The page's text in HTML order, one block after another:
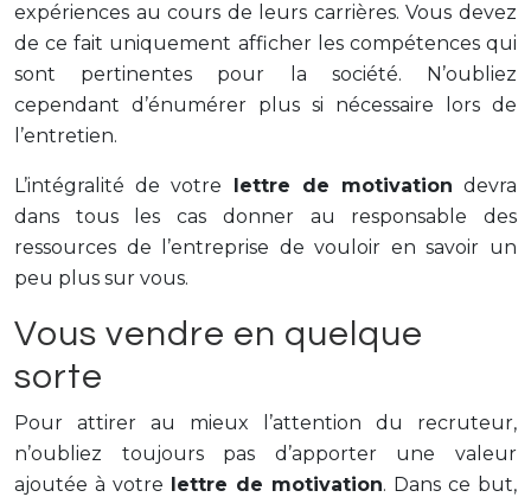
expériences au cours de leurs carrières. Vous devez
de ce fait uniquement afficher les compétences qui
sont pertinentes pour la société. N’oubliez
cependant d’énumérer plus si nécessaire lors de
l’entretien.
L’intégralité de votre lettre de motivation devra
dans tous les cas donner au responsable des
ressources de l’entreprise de vouloir en savoir un
peu plus sur vous.
Vous vendre en quelque
sorte
Pour attirer au mieux l’attention du recruteur,
n’oubliez toujours pas d’apporter une valeur
ajoutée à votre lettre de motivation. Dans ce but,